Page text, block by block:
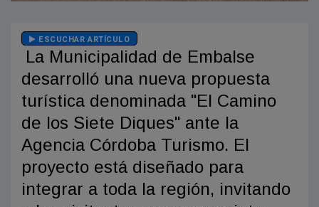
ESCUCHAR ARTÍCULO
La Municipalidad de Embalse
desarrolló una nueva propuesta
turística denominada "El Camino
de los Siete Diques" ante la
Agencia Córdoba Turismo. El
proyecto está diseñado para
integrar a toda la región, invitando